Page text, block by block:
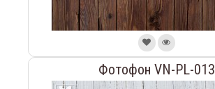
Фотофон VN-PL-013